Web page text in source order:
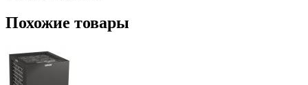
Похожие товары